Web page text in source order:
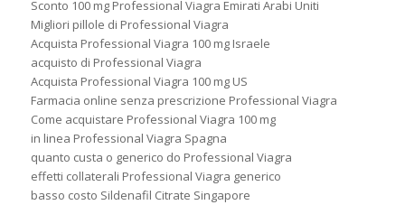
Sconto 100 mg Professional Viagra Emirati Arabi Uniti
Migliori pillole di Professional Viagra
Acquista Professional Viagra 100 mg Israele
acquisto di Professional Viagra
Acquista Professional Viagra 100 mg US
Farmacia online senza prescrizione Professional Viagra
Come acquistare Professional Viagra 100 mg
in linea Professional Viagra Spagna
quanto custa o generico do Professional Viagra
effetti collaterali Professional Viagra generico
basso costo Sildenafil Citrate Singapore